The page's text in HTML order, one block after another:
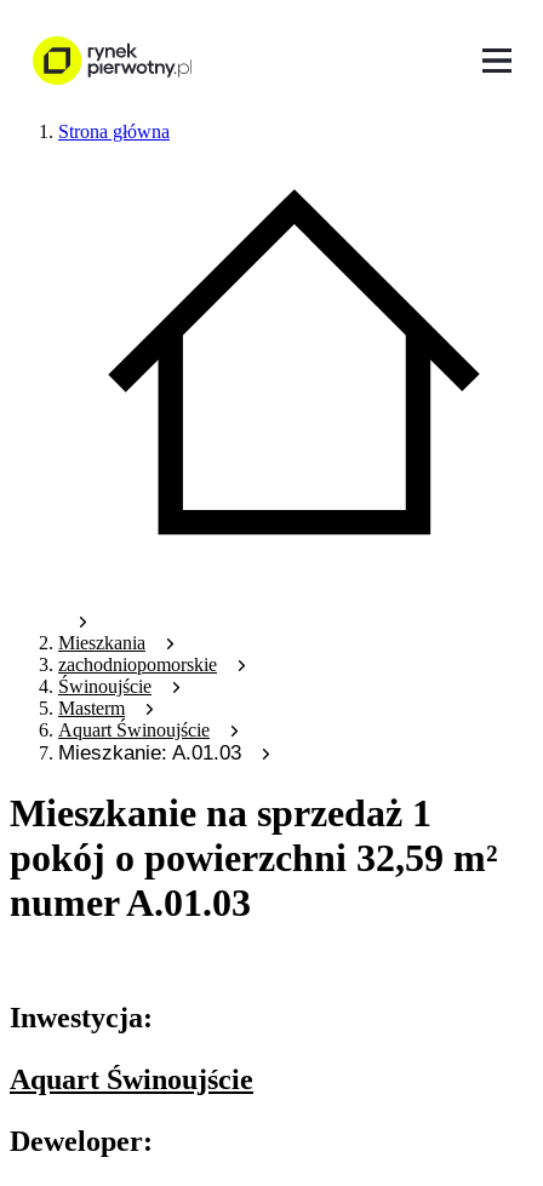
Strona główna
Mieszkania
zachodniopomorskie
Świnoujście
Masterm
Aquart Świnoujście
Mieszkanie: A.01.03
Mieszkanie na sprzedaż 1
pokój o powierzchni 32,59 m²
numer A.01.03
Inwestycja:
Aquart Świnoujście
Deweloper: